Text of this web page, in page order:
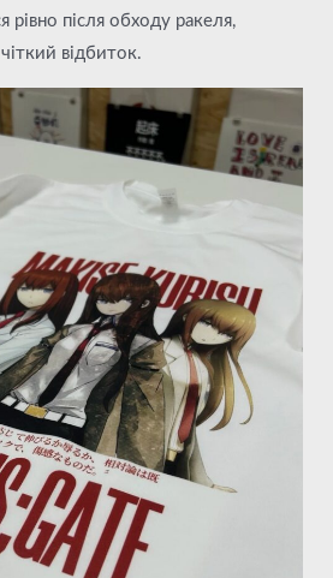
рівно після обходу ракеля,
відбиток.